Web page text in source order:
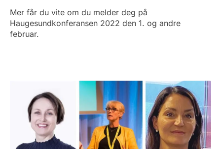
Mer får du vite om du melder deg på
Haugesundkonferansen 2022 den 1. og andre
februar.